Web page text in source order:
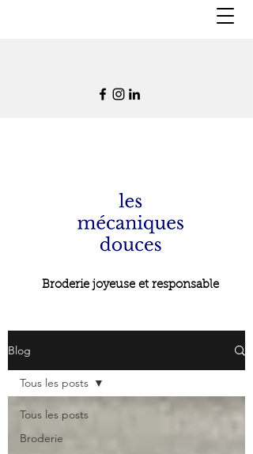
Broderie joyeuse et responsable
Blog
Tous les posts
Broderie
Tous les posts